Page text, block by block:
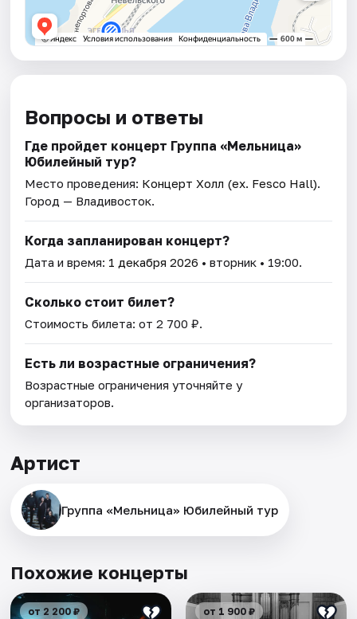
Вопросы и ответы
Где пройдет концерт Группа «Мельница»
Юбилейный тур?
Место проведения: Концерт Холл (ex. Fesco Hall).
Город — Владивосток.
Когда запланирован концерт?
Дата и время: 1 декабря 2026 • вторник • 19:00.
Сколько стоит билет?
Стоимость билета: от 2 700 ₽.
Есть ли возрастные ограничения?
Возрастные ограничения уточняйте у
организаторов.
Артист
Группа «Мельница» Юбилейный тур
Похожие концерты
от 2 200 ₽ от 1 900 ₽